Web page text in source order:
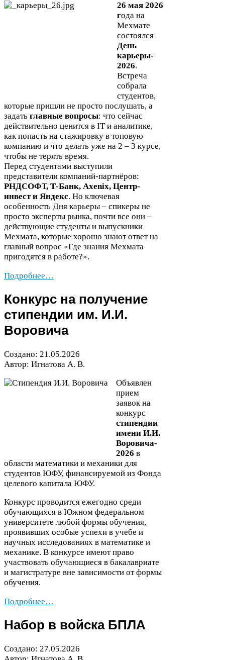
26 мая 2026
года на
Мехмате
состоялся
День
карьеры-​
2026.
Встреча
собрала
студентов,
которые пришли не просто послушать, а
задать главные вопросы: что сейчас
действительно ценится в ITи аналитике,
как попасть на стажировку в топовую
компанию и что делать уже на 2 – 3 курсе,
чтобы не терять время.
Перед студентами выступили
представители компаний-​партнёров:
РНДСОФТ, Т-​Банк, Axenix, Центр-​
инвест и Яндекс. Но ключевая
особенность Дня карьеры – спикеры не
просто эксперты рынка, почти все они –
действующие студенты и выпускники
Мехмата, которые хорошо знают ответ на
главный вопрос «Где знания Мехмата
пригодятся в работе?».
Подробнее…
Конкурс на получение
стипендии им. И.И.
Воровича
Создано: 21 .05.2026
Автор: Игнатова А. В.
Объявлен
прием
заявок на
конкурс
стипендии
имени И.И.
Воровича-​
2026 в
области математики и механики для
студентов ЮФУ, финансируемой из Фонда
целевого капитала ЮФУ.
Конкурс проводится ежегодно среди
обучающихся в Южном федеральном
университете любой формы обучения,
проявивших особые успехи в учебе и
научных исследованиях в математике и
механике. В конкурсе имеют право
участвовать обучающиеся в бакалавриате
и магистратуре вне зависимости от формы
обучения.
Подробнее…
Набор в войска БПЛА
Создано: 27.05.2026